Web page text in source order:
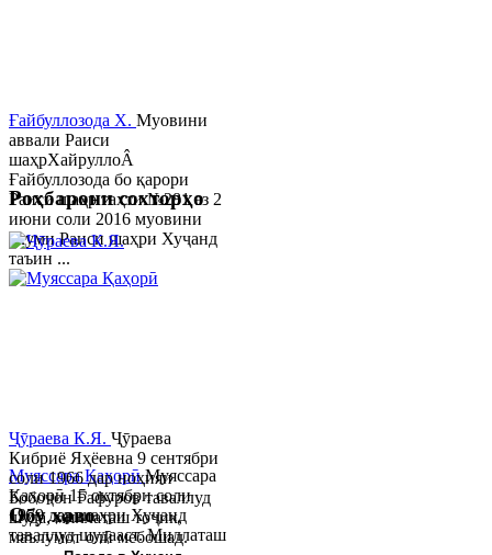
Ғайбуллозода Х. Муовини
аввали Раиси
шаҳрХайруллоÂ
Ғайбуллозода бо қарори
Раиси шаҳр таҳти №281 аз 2
июни соли 2016 муовини
якуми Раиси шаҳри Хуҷанд
таъин ...
Муяссара ҚаҳорӣМуяссара
Қаҳорӣ 15 октябри соли
1979 дар шаҳри Хуҷанд
таваллуд шудааст. Миллаташ
Роҳбарони сохторҳо
Ҷӯраева К.Я. Ҷӯраева
Кибриё Яҳёевна 9 сентябри
соли 1966 дар ноҳияи
Бобоҷон Ғафуров таваллуд
шуда, миллаташ тоҷик,
маълумот олӣ мебошад.
Обу хаво